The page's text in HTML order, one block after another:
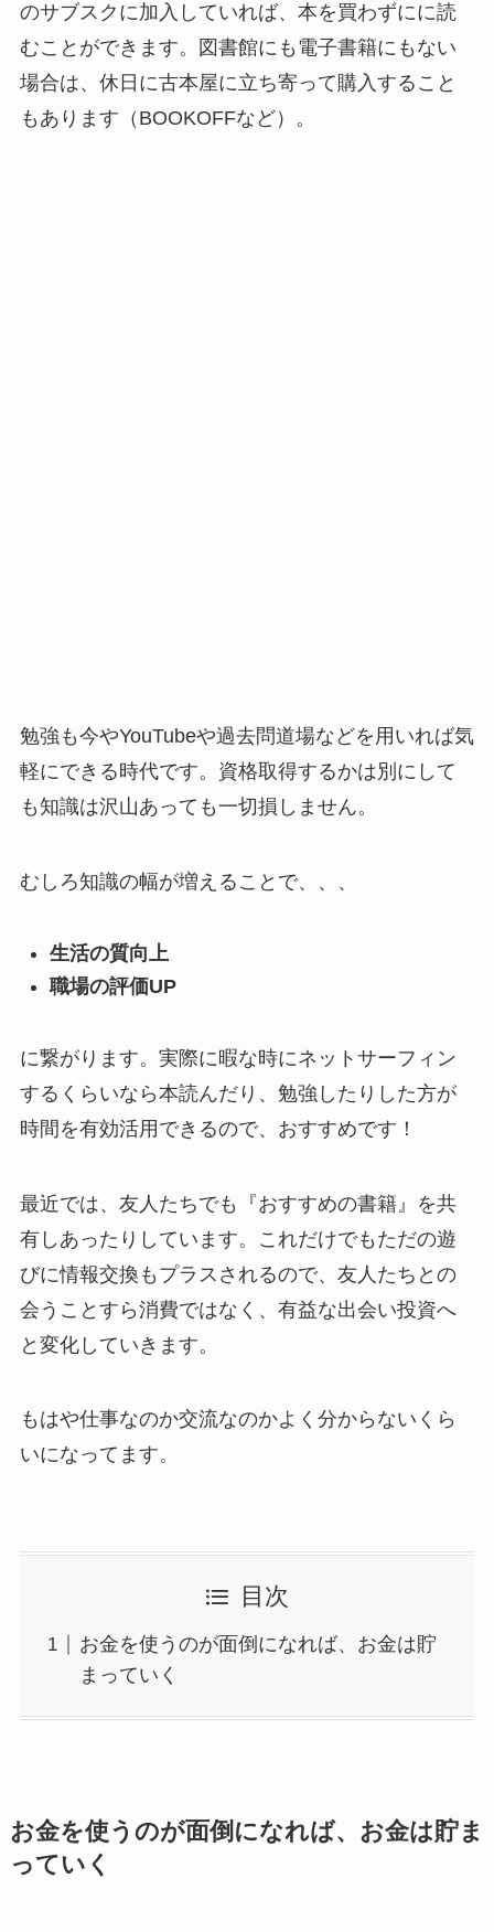
のサブスクに加入していれば、本を買わずにに読
むことができます。図書館にも電子書籍にもない
場合は、休日に古本屋に立ち寄って購入すること
もあります（BOOKOFFなど）。
勉強も今やYouTubeや過去問道場などを用いれば気
軽にできる時代です。資格取得するかは別にして
も知識は沢山あっても一切損しません。
むしろ知識の幅が増えることで、、、
生活の質向上
職場の評価UP
に繋がります。実際に暇な時にネットサーフィン
するくらいなら本読んだり、勉強したりした方が
時間を有効活用できるので、おすすめです！
最近では、友人たちでも『おすすめの書籍』を共
有しあったりしています。これだけでもただの遊
びに情報交換もプラスされるので、友人たちとの
会うことすら消費ではなく、有益な出会い投資へ
と変化していきます。
もはや仕事なのか交流なのかよく分からないくら
いになってます。
目次
お金を使うのが面倒になれば、お金は貯
まっていく
お金を使うのが面倒になれば、お金は貯ま
っていく